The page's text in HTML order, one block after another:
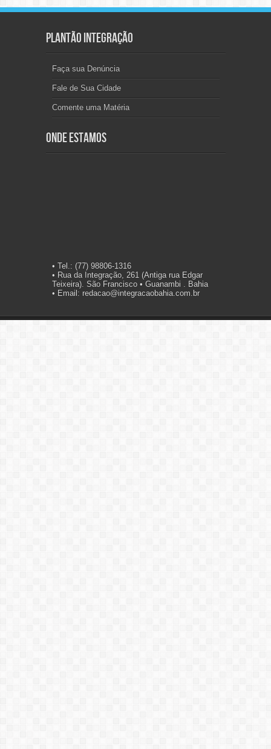
Plantão Integração
Faça sua Denúncia
Fale de Sua Cidade
Comente uma Matéria
Onde Estamos
• Tel.: (77) 98806-1316
• Rua da Integração, 261 (Antiga rua Edgar
Teixeira). São Francisco • Guanambi . Bahia
• Email: redacao@integracaobahia.com.br